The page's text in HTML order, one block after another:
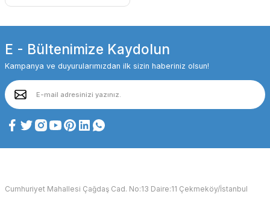
E - Bültenimize Kaydolun
Kampanya ve duyurularımızdan ilk sizin haberiniz olsun!
Cumhuriyet Mahallesi Çağdaş Cad. No:13 Daire:11 Çekmeköy/İstanbul